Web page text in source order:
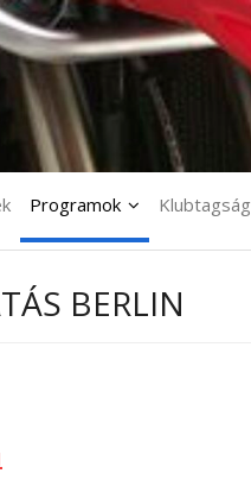
Programok Klubtagság
BERLIN